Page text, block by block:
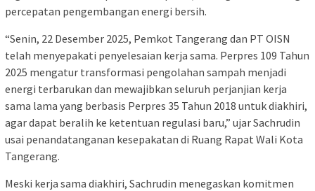
percepatan pengembangan energi bersih.
“Senin, 22 Desember 2025, Pemkot Tangerang dan PT OISN
telah menyepakati penyelesaian kerja sama. Perpres 109 Tahun
2025 mengatur transformasi pengolahan sampah menjadi
energi terbarukan dan mewajibkan seluruh perjanjian kerja
sama lama yang berbasis Perpres 35 Tahun 2018 untuk diakhiri,
agar dapat beralih ke ketentuan regulasi baru,” ujar Sachrudin
usai penandatanganan kesepakatan di Ruang Rapat Wali Kota
Tangerang.
Meski kerja sama diakhiri, Sachrudin menegaskan komitmen